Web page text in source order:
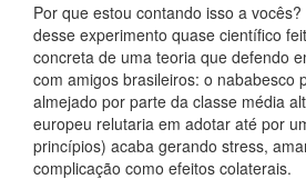
Por que estou contando isso a
desse experimento quase científico
concreta de uma teoria que defendo
com amigos brasileiros: o nababesco
almejado por parte da classe média
europeu relutaria em adotar até por
princípios) acaba gerando stress,
complicação como efeitos colaterais.